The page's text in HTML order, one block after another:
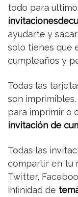
todo para
ayudarte y
solo tienes que
cumpleaños y
Todas las
son
para imprimir o
invitación de
Todas las
compartir en tu
Twitter,
infinidad de